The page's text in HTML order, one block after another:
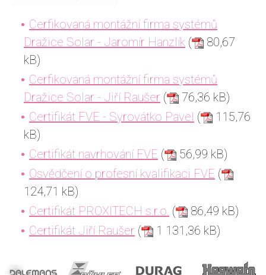
Cerfikovaná montážní firma systémů
Dražice Solar - Jaromír Hanzlík (
80,67
kB)
Cerfikovaná montážní firma systémů
Dražice Solar - Jiří Raušer (
76,36 kB)
Certifikát FVE - Syrovátko Pavel (
115,76
kB)
Certifikát navrhování FVE (
56,99 kB)
Osvědčení o profesní kvalifikaci FVE (
124,71 kB)
Certifikát PROXITECH s.r.o. (
86,49 kB)
Certifikát Jiří Raušer ( 1 131,36 kB)